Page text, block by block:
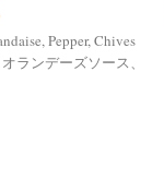
Pepper, Chives
ランデーズソース、